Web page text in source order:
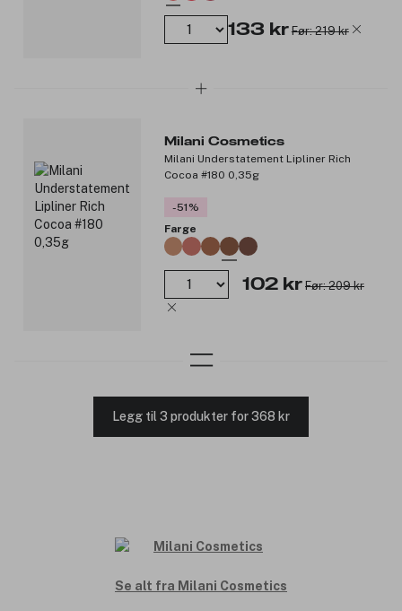
133 kr Før: 219 kr
Milani Cosmetics
Milani Understatement Lipliner Rich
Cocoa #180 0,35g
-51%
Farge
102 kr Før: 209 kr
Legg til 3 produkter for 368 kr
Se alt fra Milani Cosmetics